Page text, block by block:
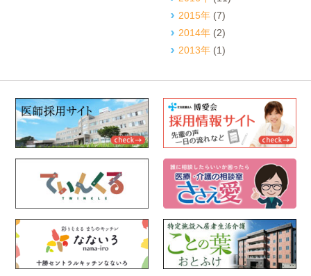
2015年 (7)
2014年 (2)
2013年 (1)